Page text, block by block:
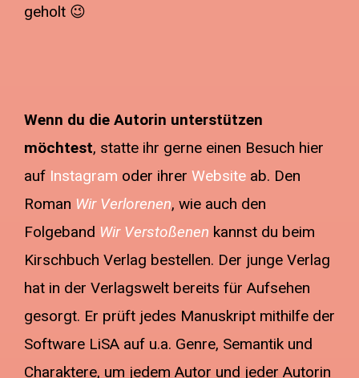
geholt 😉
Wenn du die Autorin unterstützen
möchtest, statte ihr gerne einen Besuch hier
auf Instagram oder ihrer Website ab. Den
Roman Wir Verlorenen, wie auch den
Folgeband Wir Verstoßenen kannst du beim
Kirschbuch Verlag bestellen. Der junge Verlag
hat in der Verlagswelt bereits für Aufsehen
gesorgt. Er prüft jedes Manuskript mithilfe der
Software LiSA auf u.a. Genre, Semantik und
Charaktere, um jedem Autor und jeder Autorin